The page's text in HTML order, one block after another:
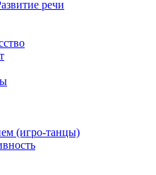
речи
(игро-танцы)